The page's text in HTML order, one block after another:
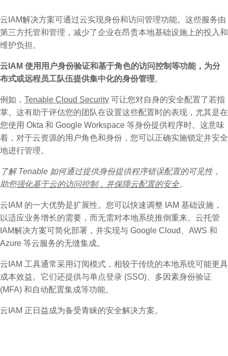
云IAM解决方案可通过云实现身份和访问管理功能。这些服务由
第三方托管和管理，减少了企业在昂贵本地基础设施上的投入和
维护负担。
云IAM 使用用户身份验证和基于角色的访问控制等功能，为分
布式或远程员工队伍提供集中化的身份管理。
例如， Tenable Cloud Security 可让您对自身的安全配置了若指
掌。这有助于评估您的团队在设置这些配置时的表现，尤其是在
您使用 Okta 和 Google Workspace 等身份提供程序时。这意味
着，对于云资源的用户角色和身份，您可以正确实施锁定并安全
地进行管理。
了解 Tenable 如何通过提供身份提供程序错误配置的可见性，
助您强化基于云的访问控制，并保障云配置的安全。
云IAM 的一大优势是扩展性。您可以快速调整 IAM 基础设施，
以适应业务增长的需要，而无需对本地系统推倒重来。云托管
IAM解决方案可简化部署，并实现与 Google Cloud、AWS 和
Azure 等云服务的无缝集成。
云IAM 工具通常采用订阅模式，相较于传统的本地系统可能更具
成本效益。它们还提供与单点登录 (SSO)、多因素身份验证
(MFA) 和自动配置集成等功能。
云IAM 正日益成为备受青睐的安全解决方案。